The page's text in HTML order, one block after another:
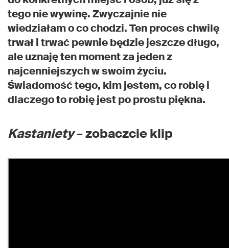
tego nie wywinę. Zwyczajnie nie
wiedziałam o co chodzi. Ten proces chwilę
trwał i trwać pewnie będzie jeszcze długo,
ale uznaję ten moment za jeden z
najcenniejszych w swoim życiu.
Świadomość tego, kim jestem, co robię i
dlaczego to robię jest po prostu piękna.
Kastaniety– zobaczcie klip